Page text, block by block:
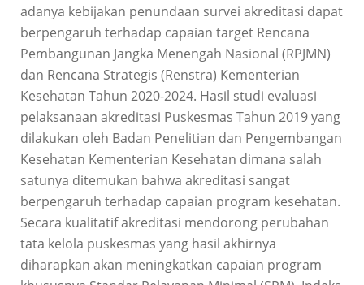
adanya kebijakan penundaan survei akreditasi dapat
berpengaruh terhadap capaian target Rencana
Pembangunan Jangka Menengah Nasional (RPJMN)
dan Rencana Strategis (Renstra) Kementerian
Kesehatan Tahun 2020-2024. Hasil studi evaluasi
pelaksanaan akreditasi Puskesmas Tahun 2019 yang
dilakukan oleh Badan Penelitian dan Pengembangan
Kesehatan Kementerian Kesehatan dimana salah
satunya ditemukan bahwa akreditasi sangat
berpengaruh terhadap capaian program kesehatan.
Secara kualitatif akreditasi mendorong perubahan
tata kelola puskesmas yang hasil akhirnya
diharapkan akan meningkatkan capaian program